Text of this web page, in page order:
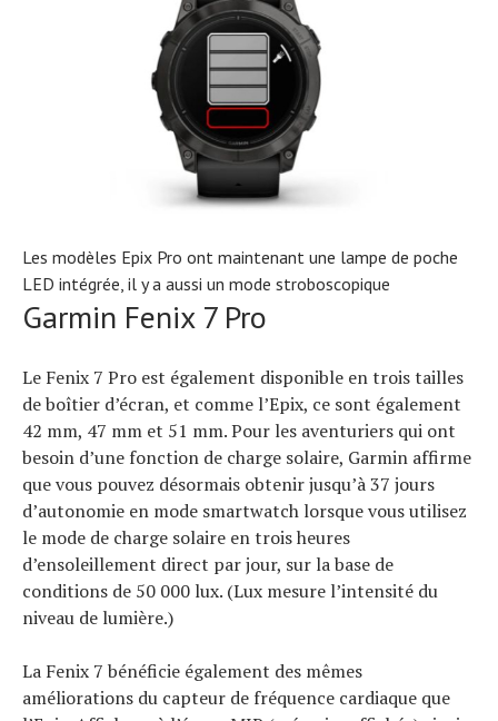
Les modèles Epix Pro ont maintenant une lampe de poche
LED intégrée, il y a aussi un mode stroboscopique
Garmin Fenix ​​7 Pro
Le Fenix ​​7 Pro est également disponible en trois tailles
de boîtier d’écran, et comme l’Epix, ce sont également
42 mm, 47 mm et 51 mm. Pour les aventuriers qui ont
besoin d’une fonction de charge solaire, Garmin affirme
que vous pouvez désormais obtenir jusqu’à 37 jours
d’autonomie en mode smartwatch lorsque vous utilisez
le mode de charge solaire en trois heures
d’ensoleillement direct par jour, sur la base de
conditions de 50 000 lux. (Lux mesure l’intensité du
niveau de lumière.)
La Fenix ​​7 bénéficie également des mêmes
améliorations du capteur de fréquence cardiaque que